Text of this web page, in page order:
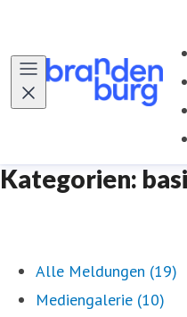
Kategorien:
Alle Meldungen (19)
Mediengalerie (10)